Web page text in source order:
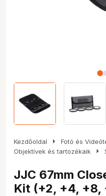
Kezdőoldal arrow_right Fotó és
Objektívek és tartozékaik arrow_right
JJC 67mm
Kit (+2, +4, +8,